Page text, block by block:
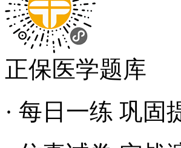
正保医学题库
· 每日一练 巩固